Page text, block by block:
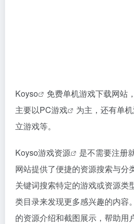
Koyso
免费单机游戏下载网站
主要以PC游戏
为主，还有单
立游戏等。
Koyso游戏资源
是不需要注册
网站提供了便捷的资源搜索与分
关键词搜索特定的游戏或资源类
类目录来发现更多感兴趣的内容
的资源介绍和截图展示，帮助用